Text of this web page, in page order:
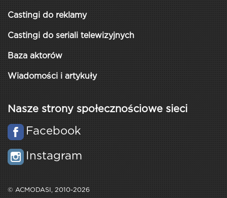
Castingi do reklamy
Castingi do seriali telewizyjnych
Baza aktorów
Wiadomości i artykuły
Nasze strony społecznościowe sieci
Facebook
Instagram
© ACMODASI, 2010-2026